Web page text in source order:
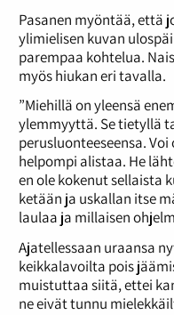
Pasanen myöntää, että
ylimielisen kuvan
parempaa kohtelua.
myös hiukan eri tavalla.
”Miehillä on yleensä
ylemmyyttä. Se tietyllä
perusluonteeseensa.
helpompi alistaa. He
en ole kokenut sellaista
ketään ja uskallan itse
laulaa ja millaisen
Ajatellessaan uraansa
keikkalavoilta pois
muistuttaa siitä, ettei
ne eivät tunnu